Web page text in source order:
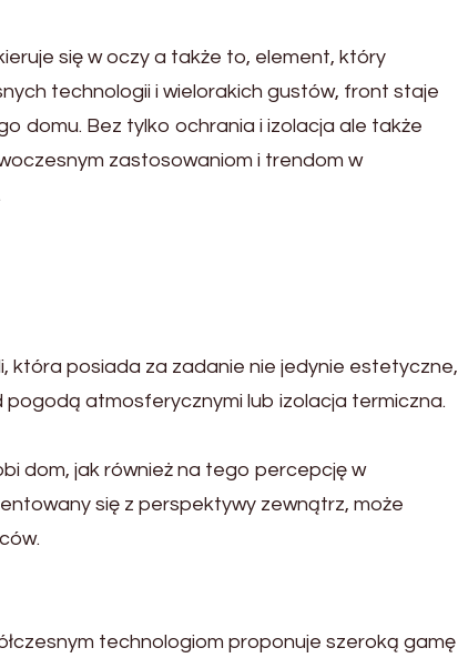
się w oczy a także to, element, który
technologii i wielorakich gustów, front staje
domu. Bez tylko ochrania i izolacja ale także
zastosowaniom i trendom w
która posiada za zadanie nie jedynie estetyczne,
atmosferycznymi lub izolacja termiczna.
dom, jak również na tego percepcję w
się z perspektywy zewnątrz, może
technologiom proponuje szeroką gamę